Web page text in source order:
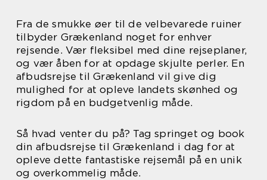
Fra de smukke øer til de velbevarede ruiner
tilbyder Grækenland noget for enhver
rejsende. Vær fleksibel med dine rejseplaner,
og vær åben for at opdage skjulte perler. En
afbudsrejse til Grækenland vil give dig
mulighed for at opleve landets skønhed og
rigdom på en budgetvenlig måde.
Så hvad venter du på? Tag springet og book
din afbudsrejse til Grækenland i dag for at
opleve dette fantastiske rejsemål på en unik
og overkommelig måde.